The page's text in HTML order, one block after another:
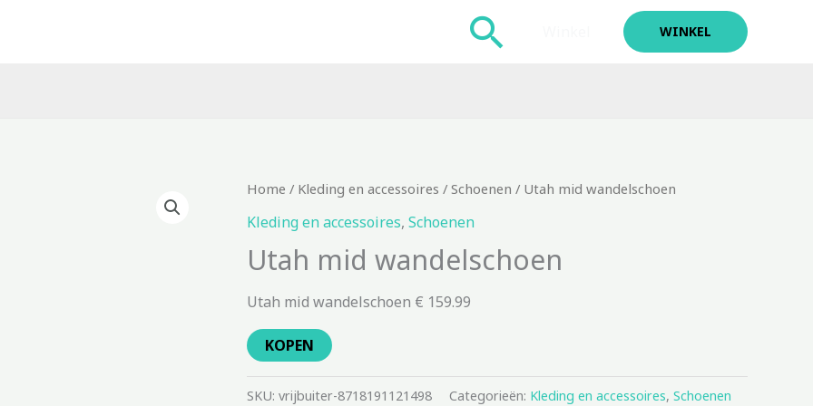
Zoeken WINKEL
Home / Kleding en accessoires / Schoenen / Utah mid wandelschoen
Kleding en accessoires, Schoenen
Utah mid wandelschoen
Utah mid wandelschoen € 159.99
KOPEN
SKU: vrijbuiter-8718191121498 Categorieën: Kleding en accessoires, Schoenen